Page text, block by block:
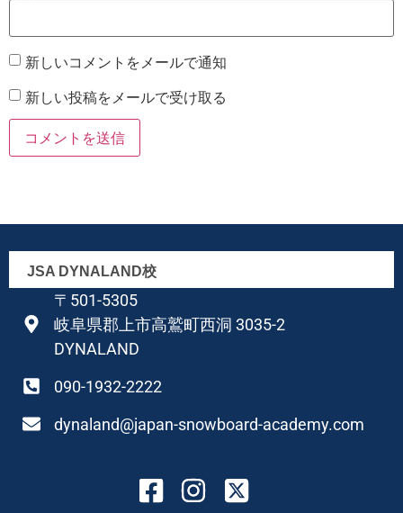
新しいコメントをメールで通知
新しい投稿をメールで受け取る
JSA DYNALAND校
〒501-5305
岐阜県郡上市高鷲町西洞 3035-2
DYNALAND
090-1932-2222
dynaland@japan-snowboard-academy.com